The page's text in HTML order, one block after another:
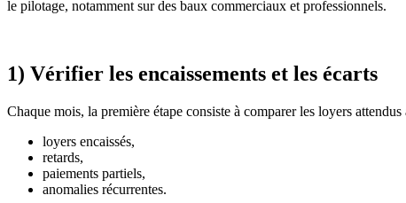
le pilotage, notamment sur des baux commerciaux et professionnels.
1) Vérifier les encaissements et les écarts
Chaque mois, la première étape consiste à comparer les loyers attendus
loyers encaissés,
retards,
paiements partiels,
anomalies récurrentes.